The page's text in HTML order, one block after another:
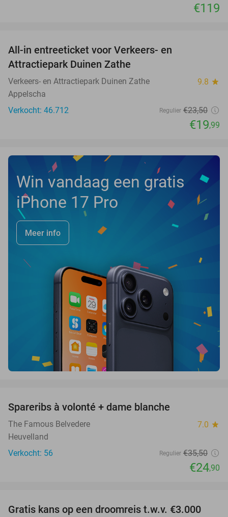
€119
All-in entreeticket voor Verkeers- en
Attractiepark Duinen Zathe
Verkeers- en Attractiepark Duinen Zathe 9.8 star
Appelscha
Verkocht: 46.712
Regulier €23,50
€19,99
Win vandaag een gratis
iPhone 17 Pro
Meer info
Spareribs à volonté + dame blanche
The Famous Belvedere 7.0 star
Heuvelland
Verkocht: 56
Regulier €35,50
€24,90
Gratis kans op een droomreis t.w.v. €3.000